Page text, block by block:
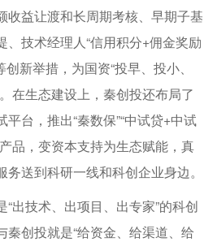
收益让渡和长周期考核、早期子基
技术经理人“信用积分+佣金奖励
新举措，为国资“投早、投小、
在生态建设上，秦创投还布局了
台，推出“秦数保”“中试贷+中试
品，变资本支持为生态赋能，真
送到科研一线和科创企业身边。
出技术、出项目、出专家”的科创
创投就是“给资金、给渠道、给